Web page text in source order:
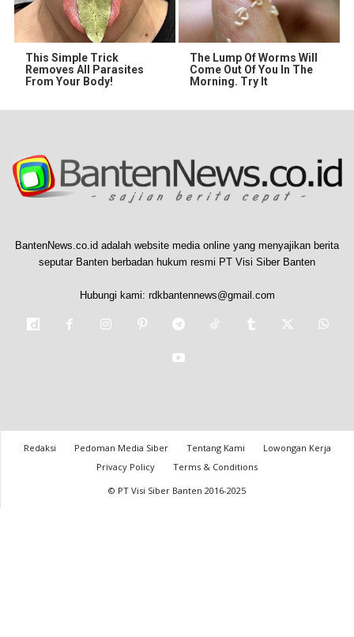
This Simple Trick
Removes All Parasites
From Your Body!
The Lump Of Worms Will
Come Out Of You In The
Morning. Try It
BantenNews.co.id adalah website media online yang menyajikan berita
seputar Banten berbadan hukum resmi PT Visi Siber Banten
Hubungi kami: rdkbantennews@gmail.com
Redaksi Pedoman Media Siber Tentang Kami
Lowongan Kerja
Privacy Policy
Terms & Conditions
© PT Visi Siber Banten 2016-2025